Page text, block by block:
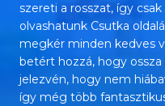
szereti a rosszat, így
olvashatunk Csutka
megkér minden kedves
betért hozzá, hogy
jelezvén, hogy nem
így még több